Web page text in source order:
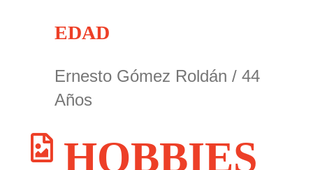
EDAD
Ernesto Gómez Roldán / 44
Años
HOBBIES